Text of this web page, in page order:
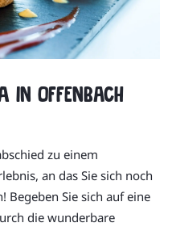
in Offenbach
zu einem
an das Sie sich noch
Begeben Sie sich auf eine
die wunderbare